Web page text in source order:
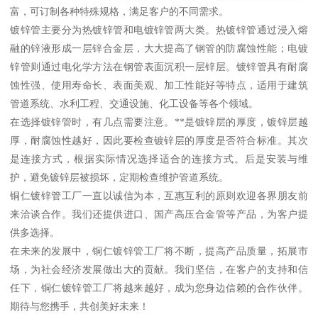
富，可订制各种特殊规格，满足客户的不同需求。
镀锌管主要分为热镀锌管和电镀锌管两大类。热镀锌管通过浸入熔
融的锌液形成一层锌合金层，大大提高了钢管的防腐蚀性能；电镀
锌管则通过电化学方法在钢管表面沉积一层锌层。镀锌管具有耐腐
蚀性强、使用寿命长、表面美观、加工性能好等特点，适用于建筑
管道系统、水利工程、交通设施、化工设备等各个领域。
在选择镀锌管时，有几点需要注意。**是镀锌层的厚度，镀锌层越
厚，耐腐蚀性越好，因此要检查镀锌层的厚度是否符合标准。其次
是连接方式，根据实际情况选择适合的连接方式。后是安装与维
护，避免镀锌层被损坏，定期检查维护管道系统。
铜仁镀锌管工厂一直以诚信为本，互惠互利的原则欢迎各界朋友前
来洽谈合作。我们还提供进口、国产高压合金管等产品，为客户提
供多选择。
在未来的发展中，铜仁镀锌管工厂将不断，提高产品质量，拓展市
场，为社会经济发展做出大的贡献。我们坚信，在客户的支持和信
任下，铜仁镀锌管工厂将越来越好，成为您身边信赖的合作伙伴。
期待与您携手，共创美好未来！